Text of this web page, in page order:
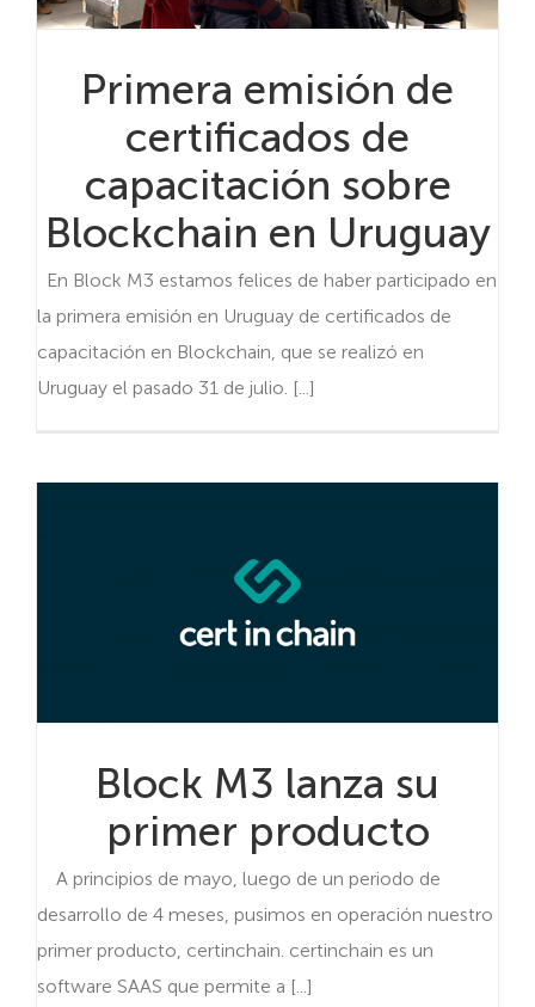
Primera emisión de
certificados de
capacitación sobre
Blockchain en Uruguay
En Block M3 estamos felices de haber participado en
la primera emisión en Uruguay de certificados de
capacitación en Blockchain, que se realizó en
Uruguay el pasado 31 de julio. [...]
Block M3 lanza su
primer producto
A principios de mayo, luego de un periodo de
desarrollo de 4 meses, pusimos en operación nuestro
primer producto, certinchain. certinchain es un
software SAAS que permite a [...]